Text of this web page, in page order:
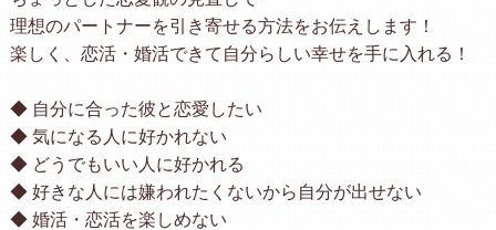
理想のパートナーを引き寄せる方法をお伝えします！
楽しく、恋活・婚活できて自分らしい幸せを手に入れる！
◆ 自分に合った彼と恋愛したい
◆ 気になる人に好かれない
◆ どうでもいい人に好かれる
◆ 好きな人には嫌われたくないから自分が出せない
◆ 婚活・恋活を楽しめない